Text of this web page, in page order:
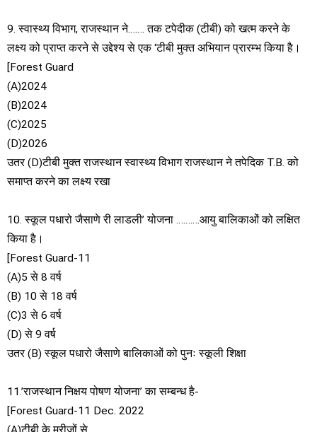
9. स्वास्थ्य विभाग, राजस्थान ने……. तक टपेदीक (टीबी) को खत्म करने के
लक्ष्य को प्राप्त करने से उद्देश्य से एक ‘टीबी मुक्त अभियान प्रारम्भ किया है।
[Forest Guard
(A)2024
(B)2024
(C)2025
(D)2026
उतर (D)टीबी मुक्त राजस्थान स्वास्थ्य विभाग राजस्थान ने तपेदिक T.B. को
समाप्त करने का लक्ष्य रखा
10. स्कूल पधारो जैसाणे री लाडली’ योजना ……….आयु बालिकाओं को लक्षित
किया है।
[Forest Guard-11
(A)5 से 8 वर्ष
(B) 10 से 18 वर्ष
(C)3 से 6 वर्ष
(D) से 9 वर्ष
उतर (B) स्कूल पधारो जैसाणे बालिकाओं को पुनः स्कूली शिक्षा
11.’राजस्थान निक्षय पोषण योजना’ का सम्बन्ध है-
[Forest Guard-11 Dec. 2022